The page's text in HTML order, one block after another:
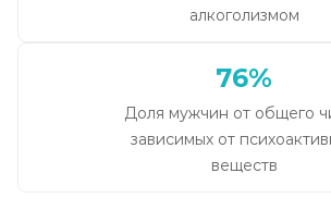
алкоголизмом
76%
Доля мужчин от общего
зависимых от
веществ